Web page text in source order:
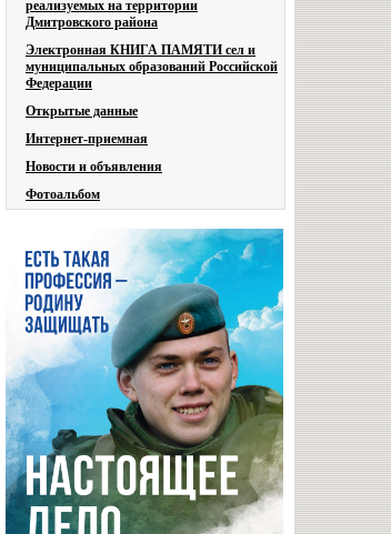
реализуемых на территории
Дмитровского района
Электронная КНИГА ПАМЯТИ сел и
муниципальных образований Российской
Федерации
Открытые данные
Интернет-приемная
Новости и объявления
Фотоальбом